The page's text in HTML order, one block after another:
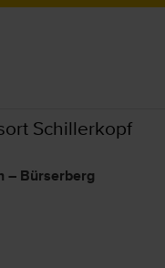
Schillerkopf
– Bürserberg